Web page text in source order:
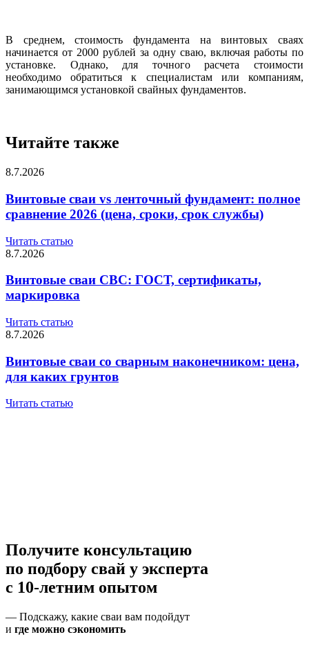
В среднем, стоимость фундамента на винтовых сваях
начинается от 2000 рублей за одну сваю, включая работы по
установке. Однако, для точного расчета стоимости
необходимо обратиться к специалистам или компаниям,
занимающимся установкой свайных фундаментов.
Читайте также
8.7.2026
Винтовые сваи vs ленточный фундамент: полное
сравнение 2026 (цена, сроки, срок службы)
Читать статью
8.7.2026
Винтовые сваи СВС: ГОСТ, сертификаты,
маркировка
Читать статью
8.7.2026
Винтовые сваи со сварным наконечником: цена,
для каких грунтов
Читать статью
Получите консультацию
по подбору свай у эксперта
с 10-летним опытом
— Подскажу, какие сваи вам подойдут
и где можно сэкономить